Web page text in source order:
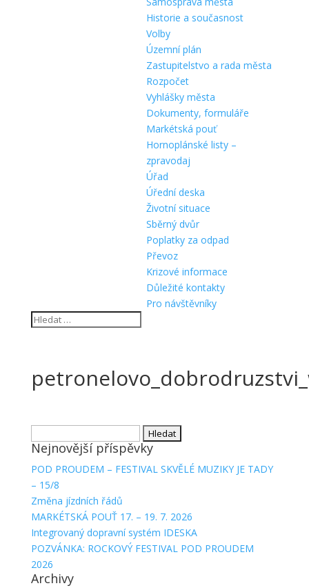
Historie a současnost
Volby
Územní plán
Zastupitelstvo a rada města
Rozpočet
Vyhlášky města
Dokumenty, formuláře
Markétská pouť
Hornoplánské listy –
zpravodaj
Úřad
Úřední deska
Životní situace
Sběrný dvůr
Poplatky za odpad
Převoz
Krizové informace
Důležité kontakty
Pro návštěvníky
Nejnovější příspěvky
POD PROUDEM – FESTIVAL SKVĚLÉ MUZIKY JE TADY
– 15/8
Změna jízdních řádů
MARKÉTSKÁ POUŤ 17. – 19. 7. 2026
Integrovaný dopravní systém IDESKA
POZVÁNKA: ROCKOVÝ FESTIVAL POD PROUDEM
2026
Archivy